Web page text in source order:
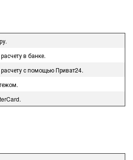
в банке.
с помощью Приват24.